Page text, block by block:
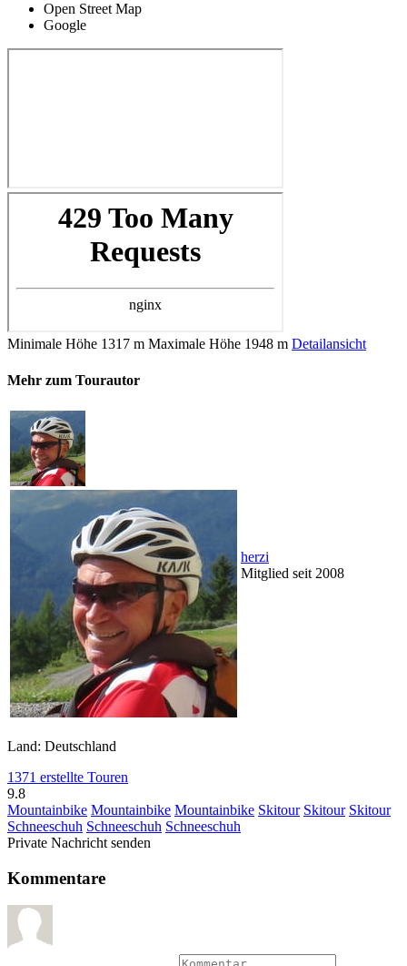
Open Street Map
Google
Minimale Höhe 1317 m Maximale Höhe 1948 m Detailansicht
Mehr zum Tourautor
herzi
Mitglied seit 2008
Land: Deutschland
1371 erstellte Touren
9.8
Mountainbike Mountainbike Mountainbike Skitour Skitour Skitour
Schneeschuh Schneeschuh Schneeschuh
Private Nachricht senden
Kommentare